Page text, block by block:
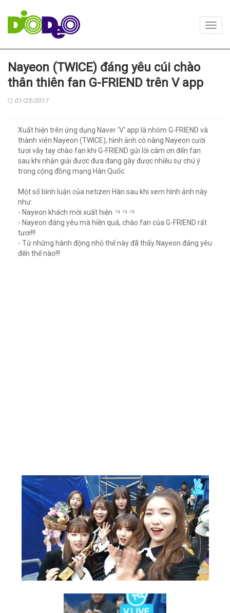
Nayeon (TWICE) đáng yêu cúi chào
thân thiên fan G-FRIEND trên V app
01/23/2017
Xuất hiện trên ứng dụng Naver ‘V’ app là nhóm G-FRIEND và
thành viên Nayeon (TWICE), hình ảnh cô nàng Nayeon cười
tươi vẫy tay chào fan khi G-FRIEND gửi lời cám ơn đến fan
sau khi nhận giải được đưa đang gây được nhiều sự chú ý
trong cộng đồng mạng Hàn Quốc.
Một số bình luận của netizen Hàn sau khi xem hình ảnh này
như:
- Nayeon khách mời xuất hiện ㅋㅋㅋ
- Nayeon đáng yêu mà hiền quá, chào fan của G-FRIEND rất
tươi!!!
- Từ những hành động nhỏ thế này đã thấy Nayeon đáng yêu
đến thế nào!!!